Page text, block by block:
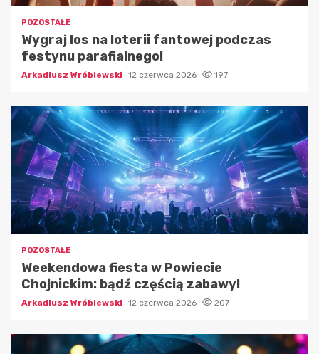
POZOSTAŁE
Wygraj los na loterii fantowej podczas
festynu parafialnego!
Arkadiusz Wróblewski 12 czerwca 2026 197
POZOSTAŁE
Weekendowa fiesta w Powiecie
Chojnickim: bądź częścią zabawy!
Arkadiusz Wróblewski 12 czerwca 2026 207